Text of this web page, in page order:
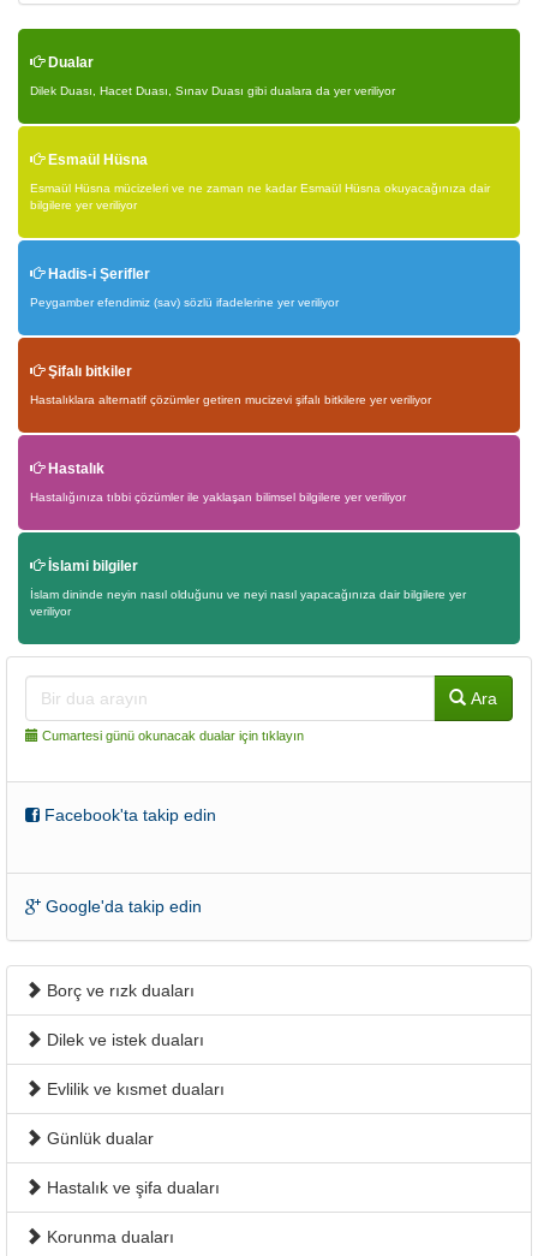
Dualar
Dilek Duası, Hacet Duası, Sınav Duası gibi dualara da yer veriliyor
Esmaül Hüsna
Esmaül Hüsna mücizeleri ve ne zaman ne kadar Esmaül Hüsna okuyacağınıza dair
bilgilere yer veriliyor
Hadis-i Şerifler
Peygamber efendimiz (sav) sözlü ifadelerine yer veriliyor
Şifalı bitkiler
Hastalıklara alternatif çözümler getiren mucizevi şifalı bitkilere yer veriliyor
Hastalık
Hastalığınıza tıbbi çözümler ile yaklaşan bilimsel bilgilere yer veriliyor
İslami bilgiler
İslam dininde neyin nasıl olduğunu ve neyi nasıl yapacağınıza dair bilgilere yer
veriliyor
Ara
Cumartesi günü okunacak dualar için tıklayın
Facebook'ta takip edin
Google'da takip edin
Borç ve rızk duaları
Dilek ve istek duaları
Evlilik ve kısmet duaları
Günlük dualar
Hastalık ve şifa duaları
Korunma duaları